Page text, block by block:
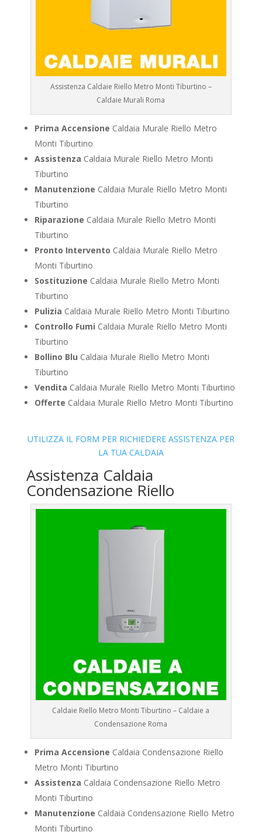
Assistenza Caldaie Riello Metro Monti Tiburtino –
Caldaie Murali Roma
Prima Accensione Caldaia Murale Riello Metro
Monti Tiburtino
Assistenza Caldaia Murale Riello Metro Monti
Tiburtino
Manutenzione Caldaia Murale Riello Metro Monti
Tiburtino
Riparazione Caldaia Murale Riello Metro Monti
Tiburtino
Pronto Intervento Caldaia Murale Riello Metro
Monti Tiburtino
Sostituzione Caldaia Murale Riello Metro Monti
Tiburtino
Pulizia Caldaia Murale Riello Metro Monti Tiburtino
Controllo Fumi Caldaia Murale Riello Metro Monti
Tiburtino
Bollino Blu Caldaia Murale Riello Metro Monti
Tiburtino
Vendita Caldaia Murale Riello Metro Monti Tiburtino
Offerte Caldaia Murale Riello Metro Monti Tiburtino
UTILIZZA IL FORM PER RICHIEDERE ASSISTENZA PER
LA TUA CALDAIA
Assistenza Caldaia
Condensazione Riello
Caldaie Riello Metro Monti Tiburtino – Caldaie a
Condensazione Roma
Prima Accensione Caldaia Condensazione Riello
Metro Monti Tiburtino
Assistenza Caldaia Condensazione Riello Metro
Monti Tiburtino
Manutenzione Caldaia Condensazione Riello Metro
Monti Tiburtino